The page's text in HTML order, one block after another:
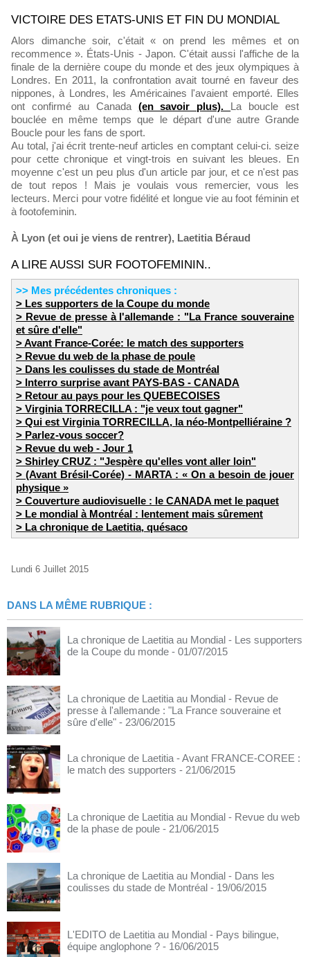
VICTOIRE DES ETATS-UNIS ET FIN DU MONDIAL
Alors dimanche soir, c'était « on prend les mêmes et on
recommence ». États-Unis - Japon. C'était aussi l'affiche de la
finale de la dernière coupe du monde et des jeux olympiques à
Londres. En 2011, la confrontation avait tourné en faveur des
nippones, à Londres, les Américaines l'avaient emporté. Elles
ont confirmé au Canada (en savoir plus). La boucle est
bouclée en même temps que le départ d'une autre Grande
Boucle pour les fans de sport.
Au total, j'ai écrit trente-neuf articles en comptant celui-ci. seize
pour cette chronique et vingt-trois en suivant les bleues. En
moyenne c'est un peu plus d'un article par jour, et ce n'est pas
de tout repos ! Mais je voulais vous remercier, vous les
lecteurs. Merci pour votre fidélité et longue vie au foot féminin et
à footofeminin.
À Lyon (et oui je viens de rentrer), Laetitia Béraud
A LIRE AUSSI SUR FOOTOFEMININ..
>> Mes précédentes chroniques :
> Les supporters de la Coupe du monde
> Revue de presse à l'allemande : "La France souveraine
et sûre d'elle"
> Avant France-Corée: le match des supporters
> Revue du web de la phase de poule
> Dans les coulisses du stade de Montréal
> Interro surprise avant PAYS-BAS - CANADA
> Retour au pays pour les QUEBECOISES
> Virginia TORRECILLA : "je veux tout gagner"
> Qui est Virginia TORRECILLA, la néo-Montpelliéraine ?
> Parlez-vous soccer?
> Revue du web - Jour 1
> Shirley CRUZ : "Jespère qu'elles vont aller loin"
> (Avant Brésil-Corée) - MARTA : « On a besoin de jouer
physique »
> Couverture audiovisuelle : le CANADA met le paquet
> Le mondial à Montréal : lentement mais sûrement
> La chronique de Laetitia, quésaco
Lundi 6 Juillet 2015
DANS LA MÊME RUBRIQUE :
La chronique de Laetitia au Mondial - Les supporters
de la Coupe du monde - 01/07/2015
La chronique de Laetitia au Mondial - Revue de
presse à l'allemande : "La France souveraine et
sûre d'elle" - 23/06/2015
La chronique de Laetitia - Avant FRANCE-COREE :
le match des supporters - 21/06/2015
La chronique de Laetitia au Mondial - Revue du web
de la phase de poule - 21/06/2015
La chronique de Laetitia au Mondial - Dans les
coulisses du stade de Montréal - 19/06/2015
L'EDITO de Laetitia au Mondial - Pays bilingue,
équipe anglophone ? - 16/06/2015